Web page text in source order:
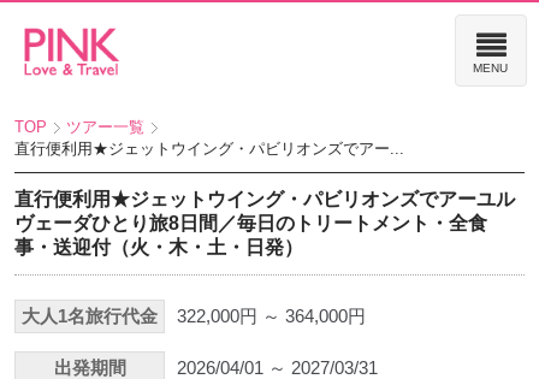
TOP
ツアー一覧
直行便利用★ジェットウイング・パビリオンズでアー...
直行便利用★ジェットウイング・パビリオンズでアーユル
ヴェーダひとり旅8日間／毎日のトリートメント・全食
事・送迎付（火・木・土・日発）
大人1名旅行代金 322,000円 ～ 364,000円
出発期間 2026/04/01 ～ 2027/03/31